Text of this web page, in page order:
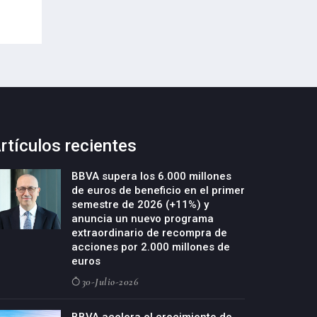
recientes
BBVA supera los 6.000 millones
de euros de beneficio en el primer
semestre de 2026 (+11%) y
anuncia un nuevo programa
extraordinario de recompra de
acciones por 2.000 millones de
euros
30-Julio-2026